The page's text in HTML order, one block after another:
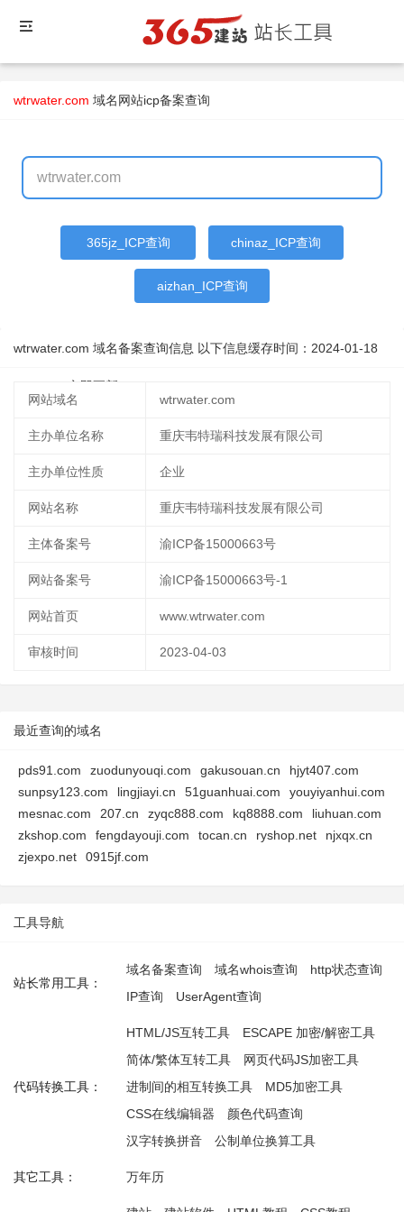
wtrwater.com 域名网站icp备案查询
365jz_ICP查询 chinaz_ICP查询
aizhan_ICP查询
wtrwater.com 域名备案查询信息 以下信息缓存时间： 2024-01-18
立即更新
网站域名
wtrwater.com
主办单位名称 重庆韦特瑞科技发展有限公司
主办单位性质 企业
网站名称 重庆韦特瑞科技发展有限公司
主体备案号 渝ICP备15000663号
网站备案号 渝ICP备15000663号-1
网站首页 www.wtrwater.com
审核时间 2023-04-03
最近查询的域名
pds91.com zuodunyouqi.com gakusouan.cn
hjyt407.com
sunpsy123.com
lingjiayi.cn 51guanhuai.com
youyiyanhui.com
mesnac.com
207.cn zyqc888.com kq8888.com
liuhuan.com
zkshop.com
fengdayouji.com tocan.cn ryshop.net
njxqx.cn
zjexpo.net
0915jf.com
工具导航
站长常用工具：
域名备案查询 域名whois查询
http状态查询
IP查询
UserAgent查询
代码转换工具：
HTML/JS互转工具
ESCAPE 加密/解密工具
简体/繁体互转工具
网页代码JS加密工具
进制间的相互转换工具
MD5加密工具
CSS在线编辑器
颜色代码查询
汉字转换拼音
公制单位换算工具
其它工具： 万年历